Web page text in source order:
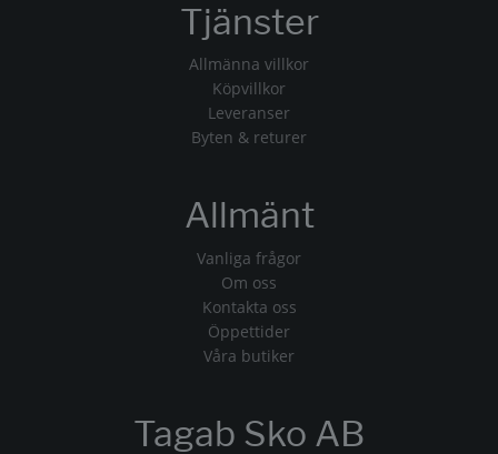
Tjänster
Allmänna villkor
Köpvillkor
Leveranser
Byten & returer
Allmänt
Vanliga frågor
Om oss
Kontakta oss
Öppettider
Våra butiker
Tagab Sko AB